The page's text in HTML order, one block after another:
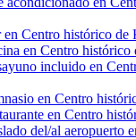
en Centro histórico de
en Centro histórico
incluido en
en Centro
en Centro
del/al aeropuerto